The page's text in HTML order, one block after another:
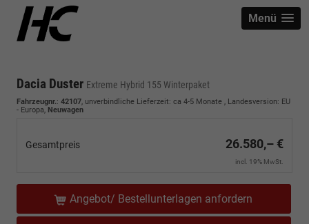
Menü
Dacia Duster Extreme Hybrid 155 Winterpaket
Fahrzeugnr.: 42107, unverbindliche Lieferzeit: ca 4-5 Monate , Landesversion: EU
- Europa, Neuwagen
Gesamtpreis 26.580,– €
incl. 19% MwSt.
Angebot/ Bestellunterlagen anfordern